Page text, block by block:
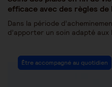
efficace avec des règles de
Dans la période
d’apporter un soin adapté
Être accompagné au quotidien